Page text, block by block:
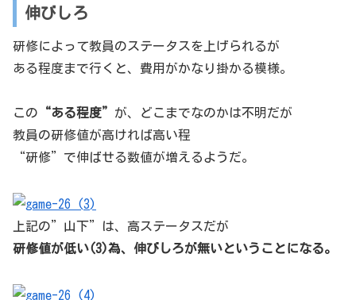
伸びしろ
研修によって教員のステータスを上げられるが
ある程度まで行くと、費用がかなり掛かる模様。
この “ある程度” が、どこまでなのかは不明だが
教員の研修値が高ければ高い程
“研修”で伸ばせる数値が増えるようだ。
上記の”山下”は、高ステータスだが
研修値が低い(3)為、伸びしろが無いということになる。